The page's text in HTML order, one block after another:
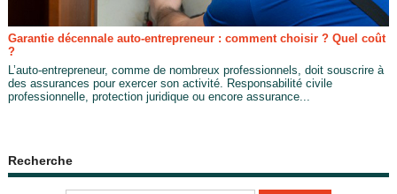
Garantie décennale auto-entrepreneur : comment choisir ? Quel coût
?
L’auto-entrepreneur, comme de nombreux professionnels, doit souscrire à
des assurances pour exercer son activité. Responsabilité civile
professionnelle, protection juridique ou encore assurance...
Recherche